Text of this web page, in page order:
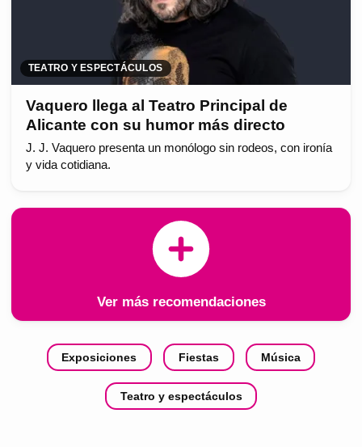
TEATRO Y ESPECTÁCULOS
Vaquero llega al Teatro Principal de
Alicante con su humor más directo
J. J. Vaquero presenta un monólogo sin rodeos, con ironía
y vida cotidiana.
Ver más recomendaciones
Exposiciones Fiestas Música
Teatro y espectáculos